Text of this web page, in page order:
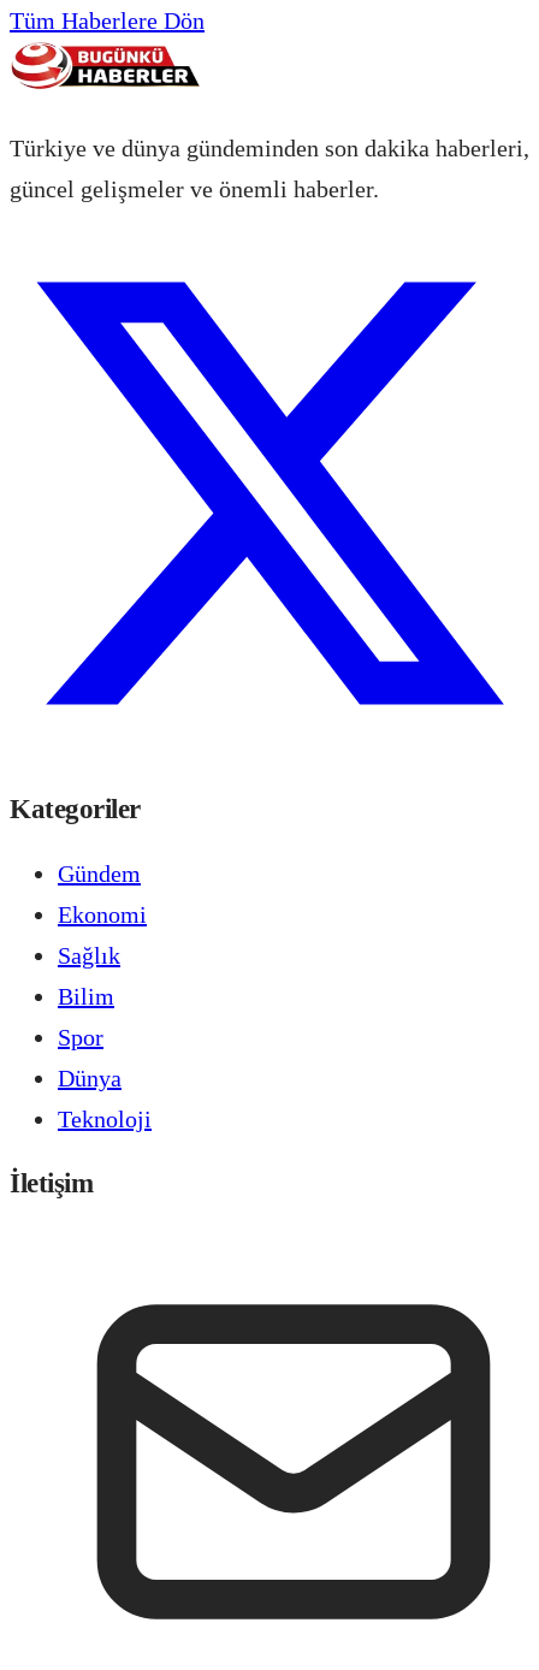
Tüm Haberlere Dön
Türkiye ve dünya gündeminden son dakika haberleri,
güncel gelişmeler ve önemli haberler.
Kategoriler
Gündem
Ekonomi
Sağlık
Bilim
Spor
Dünya
Teknoloji
İletişim